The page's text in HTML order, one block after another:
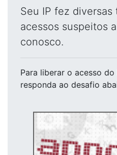
Seu IP fez
acessos suspeitos
conosco.
Para liberar o acesso do
responda ao desafio